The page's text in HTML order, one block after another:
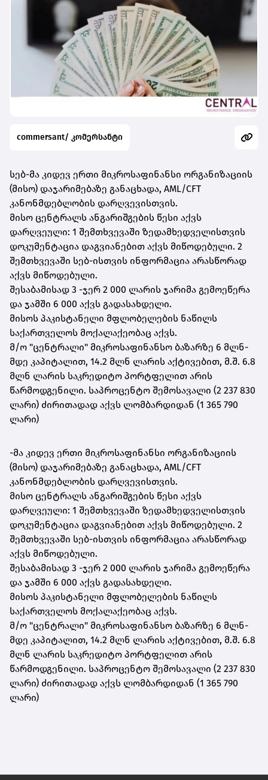
commersant/ კომერსანტი
სებ-მა კიდევ ერთი მიკროსაფინანსი ორგანიზაციის
(მისო) დაჯარიმებაზე განაცხადა, AML/CFT
კანონმდებლობის დარღვევისთვის.
მისო ცენტრალს ანგარიშგების წესი აქვს
დარღვეული: 1 შემთხვევაში ზედამხედველისთვის
დოკუმენტაცია დაგვიანებით აქვს მიწოდებული. 2
შემთხვევაში სებ-ისთვის ინფორმაცია არასწორად
აქვს მიწოდებული.
შესაბამისად 3 -ჯერ 2 000 ლარის ჯარიმა გემოეწერა
და ჯამში 6 000 აქვს გადასახდელი.
მისოს პაკისტანელი მფლობელების ნაწილს
საქართველოს მოქალაქეობაც აქვს.
მ/ო "ცენტრალი" მიკროსაფინანსო ბაზარზე 6 მლნ-
მდე კაპიტალით, 14.2 მლნ ლარის აქტივებით, მ.შ. 6.8
მლნ ლარის საკრედიტო პორტფელით არის
წარმოდგენილი. საპროცენტო შემოსავალი (2 237 830
ლარი) ძირითადად აქვს ლომბარდიდან (1 365 790
ლარი)
-მა კიდევ ერთი მიკროსაფინანსი ორგანიზაციის
(მისო) დაჯარიმებაზე განაცხადა, AML/CFT
კანონმდებლობის დარღვევისთვის.
მისო ცენტრალს ანგარიშგების წესი აქვს
დარღვეული: 1 შემთხვევაში ზედამხედველისთვის
დოკუმენტაცია დაგვიანებით აქვს მიწოდებული. 2
შემთხვევაში სებ-ისთვის ინფორმაცია არასწორად
აქვს მიწოდებული.
შესაბამისად 3 -ჯერ 2 000 ლარის ჯარიმა გემოეწერა
და ჯამში 6 000 აქვს გადასახდელი.
მისოს პაკისტანელი მფლობელების ნაწილს
საქართველოს მოქალაქეობაც აქვს.
მ/ო "ცენტრალი" მიკროსაფინანსო ბაზარზე 6 მლნ-
მდე კაპიტალით, 14.2 მლნ ლარის აქტივებით, მ.შ. 6.8
მლნ ლარის საკრედიტო პორტფელით არის
წარმოდგენილი. საპროცენტო შემოსავალი (2 237 830
ლარი) ძირითადად აქვს ლომბარდიდან (1 365 790
ლარი)